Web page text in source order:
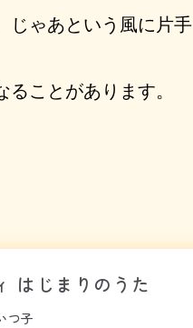
ゃあという風に片手
ことがあります。
はじまりのうた
つ子